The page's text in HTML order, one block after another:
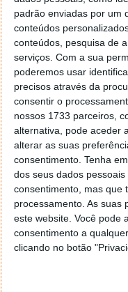
padrão enviadas por um
conteúdos
conteúdos, pesquisa de
serviços. Com a sua
poderemos usar
precisos através da
consentir o
nossos 1733 parceiros,
alternativa, pode aceder
alterar as suas
consentimento. Tenha
dos seus dados
consentimento, mas que
processamento. As suas
este website. Você pode
consentimento a
clicando no botão
Em vez de frutas ou
recolher faixas
o conteúdo desta
um quadro, a
automaticamente
podem ser
biblioteca clicando
esquerdo.
Mesmo estando
certamente que a
ter presentes as
serem descobertas